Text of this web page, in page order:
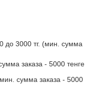
до 3000 тг. (мин. сумма
заказа - 5000 тенге
сумма заказа - 5000